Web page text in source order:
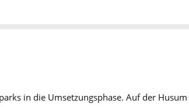
in die Umsetzungsphase. Auf der